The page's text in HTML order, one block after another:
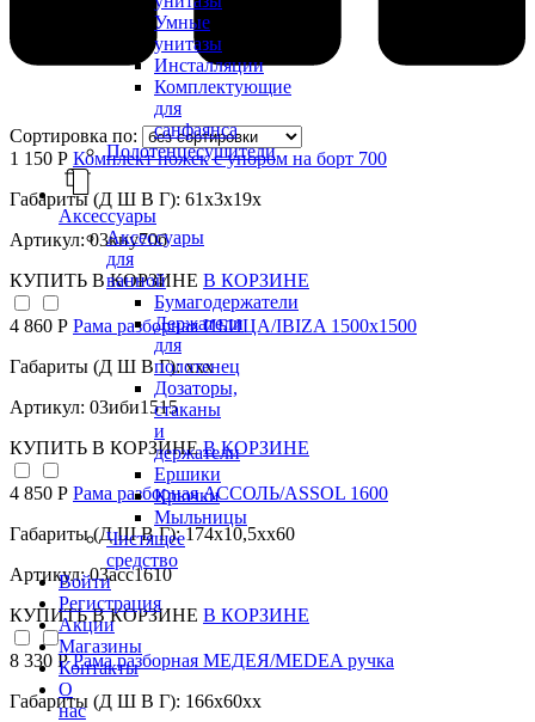
Умные
унитазы
Инсталляции
Комплектующие
для
санфаянса
Полотенцесушители
Аксессуары
Аксессуары
для
ванной
Бумагодержатели
Держатели
для
полотенец
Дозаторы,
стаканы
и
держатели
Ершики
Крючки
Мыльницы
Чистящее
средство
Войти
Регистрация
Акции
Магазины
Контакты
О
нас
Сортировка по:
1 150 Р Комплект ножек с упором на борт 700
Габариты (Д Ш В Г): 61x3x19x
Артикул: 03кну70б
КУПИТЬ В КОРЗИНЕ В КОРЗИНЕ
4 860 Р Рама разборная ИБИЦА/IBIZA 1500х1500
Габариты (Д Ш В Г): xxx
Артикул: 03иби1515
КУПИТЬ В КОРЗИНЕ В КОРЗИНЕ
4 850 Р Рама разборная АССОЛЬ/ASSOL 1600
Габариты (Д Ш В Г): 174x10,5xx60
Артикул: 03асс1610
КУПИТЬ В КОРЗИНЕ В КОРЗИНЕ
8 330 РРама разборная МЕДЕЯ/MEDEA ручка
Габариты (Д Ш В Г): 166x60xx